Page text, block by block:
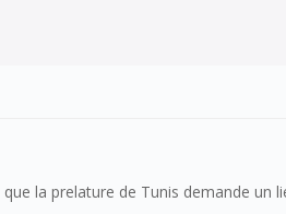
que la prelature de Tunis demande un